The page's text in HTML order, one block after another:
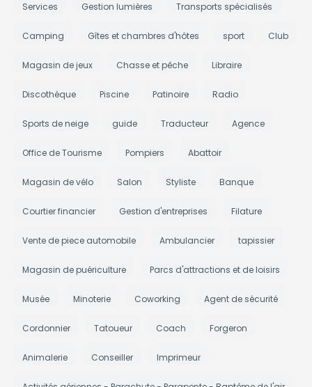
Services Gestion lumières Transports spécialisés
Camping Gîtes et chambres d'hôtes sport Club
Magasin de jeux Chasse et pêche Libraire
Discothèque Piscine Patinoire Radio
Sports de neige guide Traducteur Agence
Office de Tourisme Pompiers Abattoir
Magasin de vélo Salon Styliste Banque
Courtier financier Gestion d'entreprises Filature
Vente de piece automobile Ambulancier tapissier
Magasin de puériculture Parcs d'attractions et de loisirs
Musée Minoterie Coworking Agent de sécurité
Cordonnier Tatoueur Coach Forgeron
Animalerie Conseiller Imprimeur